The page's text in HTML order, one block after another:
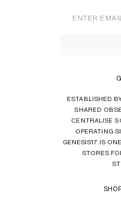
ESTABLISHED
SHARED
CENTRALISE
OPERATING
GENESIS17 IS
STORES